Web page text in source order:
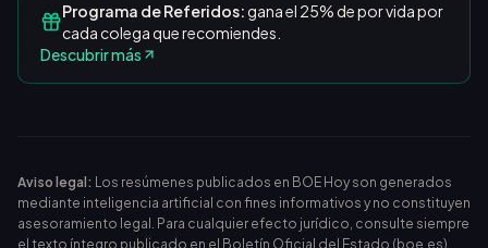
Programa de Referidos:gana el 25% de por vida por
cada colega que recomiendes.
Descubrir más
Aviso legal: Los resúmenes publicados en BOE Hoy son generados
mediante inteligencia artificial con fines informativos y no constituyen
asesoramiento legal. Para cualquier efecto jurídico, consulte siempre
el texto íntegro publicado en el Boletín Oficial del Estado (boe.es)